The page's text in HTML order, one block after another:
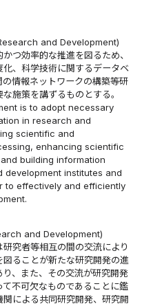
and Development)
つ効率的な推進を図るため、
、科学技術に関するデータベ
情報ネットワークの構築等研
施策を講ずるものとする。
is to adopt necessary
in research and
scientific and
enhancing scientific
building information
institutes and
to effectively and efficiently
and Development)
究者等相互の間の交流により
ることが新たな研究開発の進
、また、その交流が研究開発
不可欠なものであることに鑑
による共同研究開発、研究開